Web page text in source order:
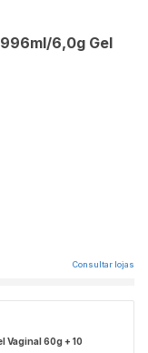
6,0g Gel
Consultar lojas
60g + 10